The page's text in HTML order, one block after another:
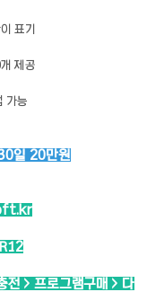
표기
제공
가능
일 20만원
전 > 프로그램구매 > 다